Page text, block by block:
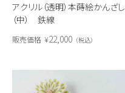
アクリル（透明）本蒔絵かんざし
（中） 鉄線
販売価格 ¥22,000 税込